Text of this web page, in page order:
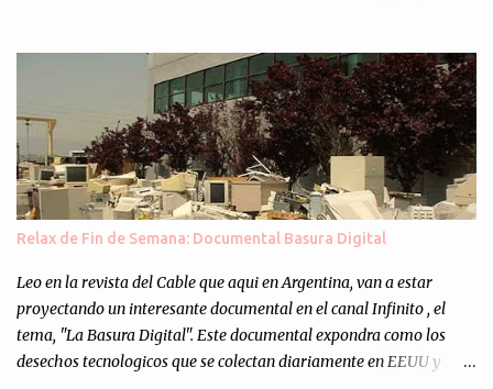
nuestra propia óptica: un punto de vista independiente e
informal.Para festejarlo, se nos ocurrió que estemos todos juntos; y
cuando digo "todos" me refiero a toda la gente que alguna vez
participó en el semanario como panelista, y a ustedes. Por eso se
nos ocurrió la idea de emitir video en vivo. La tarea no fué facil,
hubo que coordinar horarios, preparar el estudio, configurar
muchos programejos y hacer muchas pruebas. ¿El resultado?
Totalmente inesperado. Mas de 200 personas en vivo
escuchándonos y viendo como grabamos el semanario es, para mi
personalmente, un éxito y un logro sin precedentes. Sinceram...
Relax de Fin de Semana: Documental Basura Digital
Leo en la revista del Cable que aqui en Argentina, van a estar
proyectando un interesante documental en el canal Infinito , el
tema, "La Basura Digital". Este documental expondra como los
desechos tecnologicos que se colectan diariamente en EEUU y